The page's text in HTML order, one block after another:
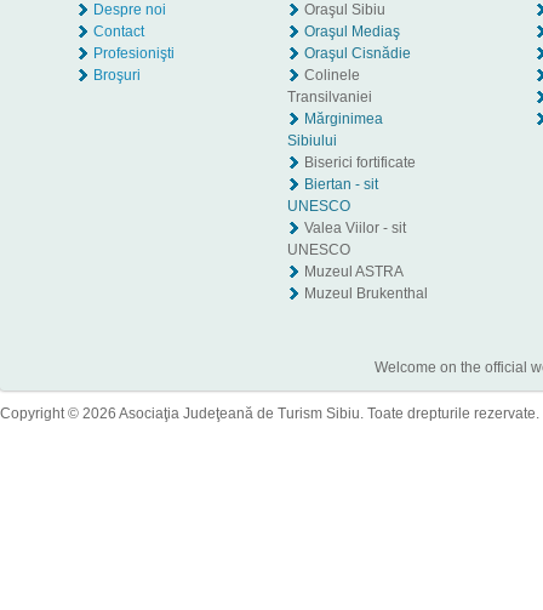
Despre noi
Contact
Profesionişti
Broşuri
Oraşul Sibiu
Oraşul Mediaş
Oraşul Cisnădie
Colinele
Transilvaniei
Mărginimea
Sibiului
Biserici fortificate
Biertan - sit
UNESCO
Valea Viilor - sit
UNESCO
Muzeul ASTRA
Muzeul Brukenthal
Welcome on the official
Copyright © 2026 Asociaţia Judeţeană de Turism Sibiu. Toate drepturile rezervate.